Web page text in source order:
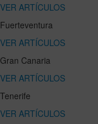
VER ARTÍCULOS
Fuerteventura
VER ARTÍCULOS
Gran Canaria
VER ARTÍCULOS
Tenerife
VER ARTÍCULOS